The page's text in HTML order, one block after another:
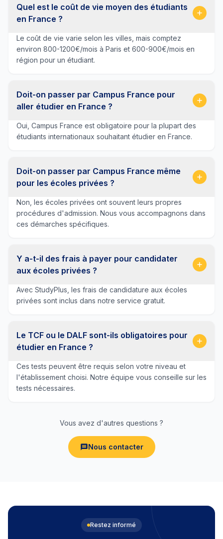
Quel est le coût de vie moyen des étudiants
en France ?
Le coût de vie varie selon les villes, mais comptez
environ 800-1200€/mois à Paris et 600-900€/mois en
région pour un étudiant.
Doit-on passer par Campus France pour
aller étudier en France ?
Oui, Campus France est obligatoire pour la plupart des
étudiants internationaux souhaitant étudier en France.
Doit-on passer par Campus France même
pour les écoles privées ?
Non, les écoles privées ont souvent leurs propres
procédures d'admission. Nous vous accompagnons dans
ces démarches spécifiques.
Y a-t-il des frais à payer pour candidater
aux écoles privées ?
Avec StudyPlus, les frais de candidature aux écoles
privées sont inclus dans notre service gratuit.
Le TCF ou le DALF sont-ils obligatoires pour
étudier en France ?
Ces tests peuvent être requis selon votre niveau et
l'établissement choisi. Notre équipe vous conseille sur les
tests nécessaires.
Vous avez d'autres questions ?
Nous contacter
Restez informé